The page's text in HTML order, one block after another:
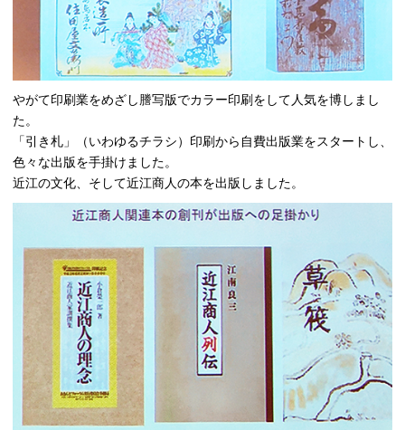
やがて印刷業をめざし謄写版でカラー印刷をして人気を博しまし
た。
「引き札」（いわゆるチラシ）印刷から自費出版業をスタートし、
色々な出版を手掛けました。
近江の文化、そして近江商人の本を出版しました。